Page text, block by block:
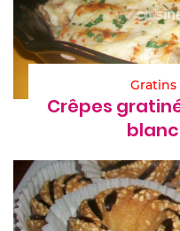
Gratins
Crêpes